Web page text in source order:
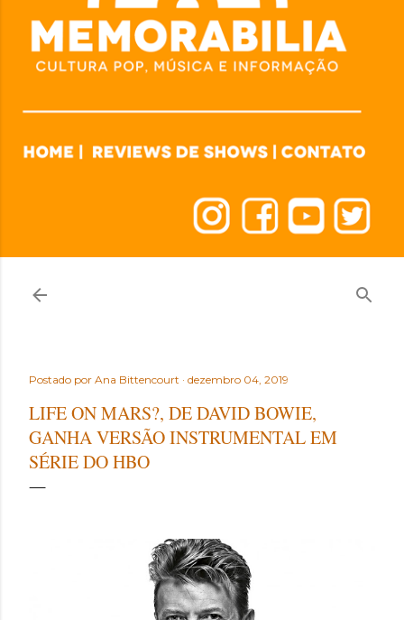
Postado por Ana Bittencourt dezembro 04, 2019
LIFE ON MARS?, DE DAVID BOWIE,
GANHA VERSÃO INSTRUMENTAL EM
SÉRIE DO HBO